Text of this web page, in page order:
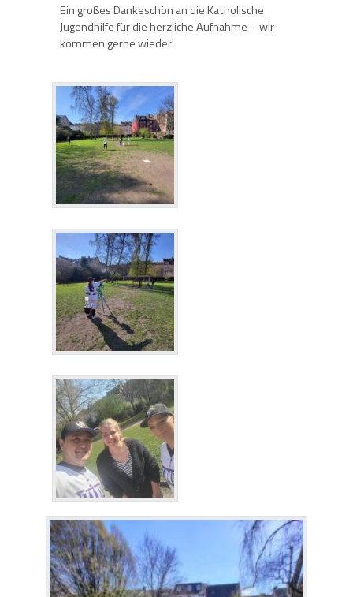
Ein großes Dankeschön an die Katholische
Jugendhilfe für die herzliche Aufnahme – wir
kommen gerne wieder!